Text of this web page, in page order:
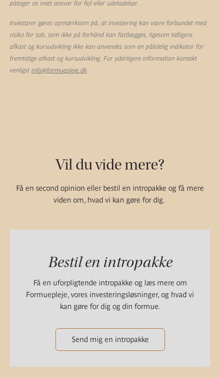
påtager os intet ansvar for fejl eller udeladelser.
Investorer gøres opmærksom på, at investering kan være forbundet med
risiko for tab, som ikke på forhånd kan fastlægges, ligesom tidligere
afkast og kursudvikling ikke kan anvendes som en pålidelig indikator for
fremtidige afkast og kursudvikling. For yderligere information kontakt
venligst info@formuepleje.dk
Vil du vide mere?
Få en second opinion eller bestil en intropakke og få mere
viden om, hvad vi kan gøre for dig.
Bestil en intropakke
Få en uforpligtende intropakke og læs mere om
Formuepleje, vores investeringsløsninger, og hvad vi
kan gøre for dig og din formue.
Send mig en intropakke